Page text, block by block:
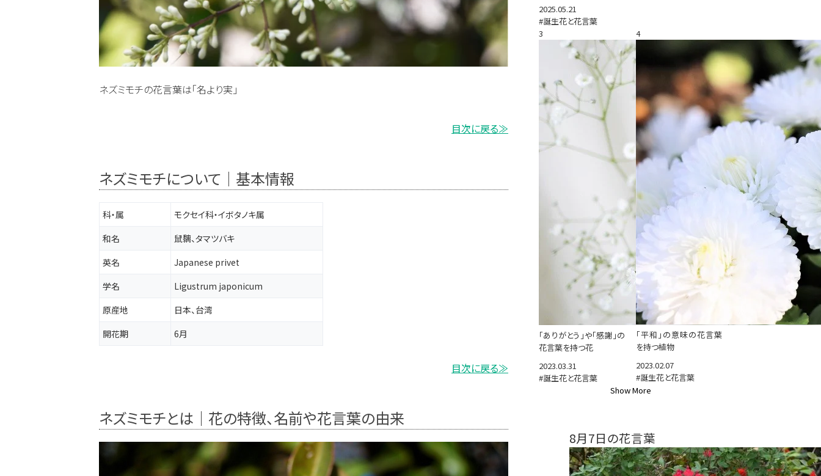
ネズミモチの花言葉は「名より実」
目次に戻る≫
ネズミモチについて｜基本情報
科・属
モクセイ科・イボタノキ属
和名
鼠黐、タマツバキ
英名
Japanese privet
学名
Ligustrum japonicum
原産地
日本、台湾
開花期
6月
目次に戻る≫
ネズミモチとは｜花の特徴、名前や花言葉の由来
2025.05.21
#誕生花と花言葉
3
「ありがとう」や「感謝」の
花言葉を持つ花
2023.03.31
#誕生花と花言葉
4
「平和」の意味の花言葉
を持つ植物
2023.02.07
#誕生花と花言葉
Show More
8月7日の花言葉